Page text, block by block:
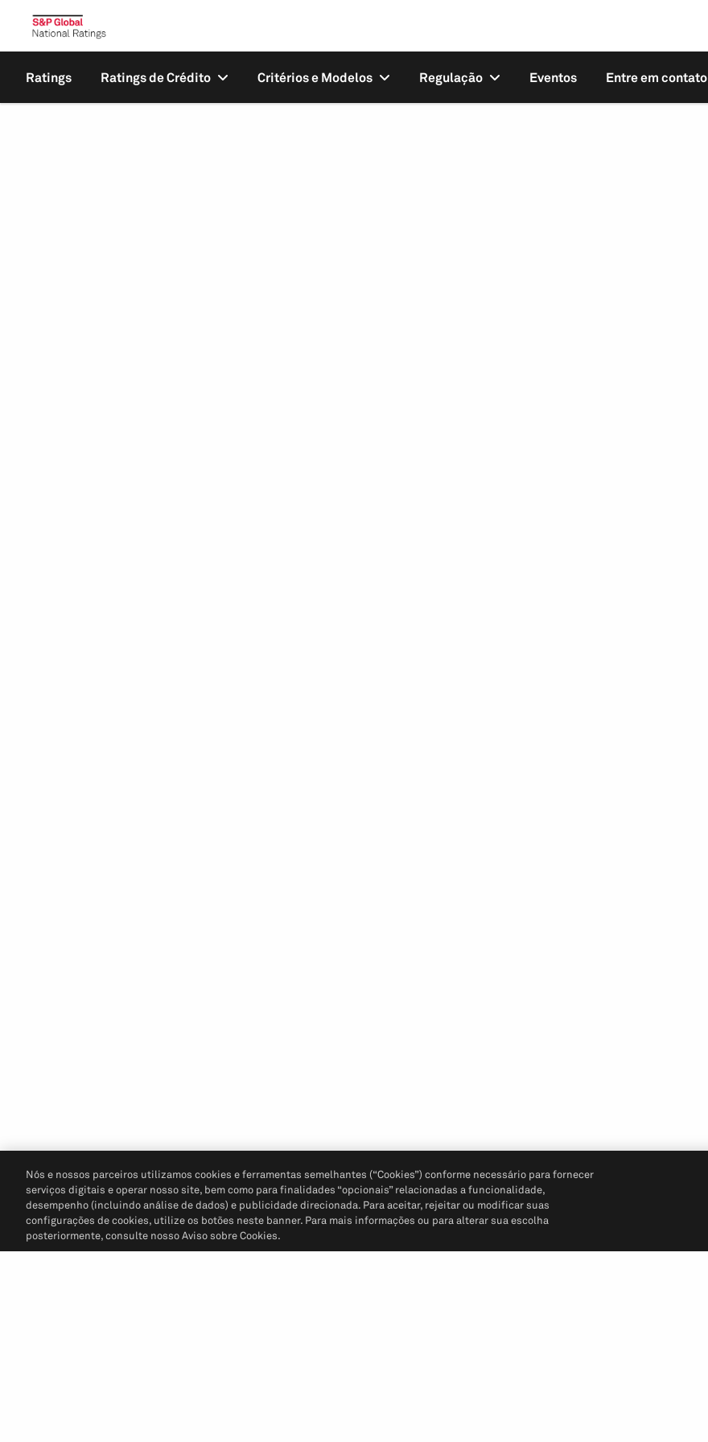
Ratings Ratings de Crédito Critérios e Modelos Regulação Eventos Entre em contato
Nós e nossos parceiros utilizamos cookies e ferramentas semelhantes (“Cookies”) conforme necessário para fornecer
serviços digitais e operar nosso site, bem como para finalidades “opcionais” relacionadas a funcionalidade,
desempenho (incluindo análise de dados) e publicidade direcionada. Para aceitar, rejeitar ou modificar suas
configurações de cookies, utilize os botões neste banner. Para mais informações ou para alterar sua escolha
posteriormente, consulte nosso Aviso sobre Cookies.